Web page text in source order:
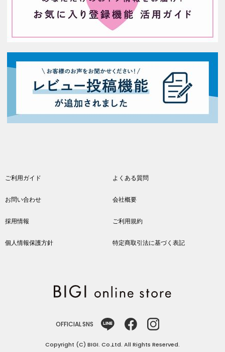
ご利用ガイド よくある質問
お問い合わせ 会社概要
採用情報 ご利用規約
個人情報保護方針 特定商取引法に基づく表記
OFFICIAL SNS
Copyright (C) BIGI. Co.,Ltd. All Rights Reserved.